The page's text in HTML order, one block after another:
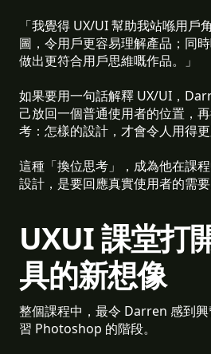
「我覺得 UX/UI 幫助我站喺用戶
圖，令用戶更容易理解產品；同
做出更符合用戶思維嘅作品。」
如果要用一句話解釋 UX/UI，
己放回一個普通使用者的位置，
考：怎樣的設計，才會令人用得
這種「換位思考」，成為他在課程
設計，是要回應真實使用者的需要
UXUI 課堂打
具的新想像
整個課程中，最令 Darren 感到
習 Photoshop 的階段。